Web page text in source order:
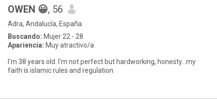
OWEN 😀, 56
Adra, Andalucía, España
Buscando: Mujer 22 - 28
Apariencia: Muy atractivo/a
I'm 38 years old. I'm not perfect but hardworking, honesty...my
faith is islamic rules and regulation